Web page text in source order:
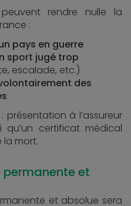
rendre nulle la
:
pays en guerre
sport jugé trop
escalade, etc.)
des
: présentation à l’assureur
certificat médical
la mort.
et
et absolue sera